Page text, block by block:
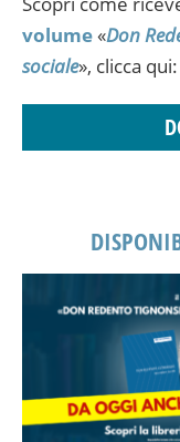
volume«Don
sociale», clicca qui: